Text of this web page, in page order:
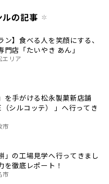
ルの記事
ン】食べる人を笑顔にする、
店「たいやき あん」
エリア
を手がける松永製菓新店舗
（シルコッテ） 」へ行ってき
市
」の工場見学へ行ってきまし
を徹底レポート！
市